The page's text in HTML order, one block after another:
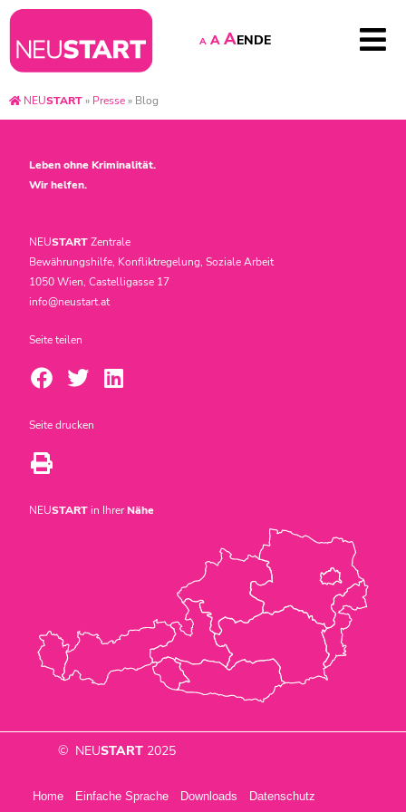
A A AENDE
NEUSTART» Presse» Blog
Leben ohne Kriminalität.
Wir helfen.
NEUSTARTZentrale
Bewährungshilfe, Konfliktregelung, Soziale Arbeit
1050 Wien, Castelligasse 17
info@neustart.at
Seite teilen
Seite drucken
NEUSTARTin IhrerNähe
Home Einfache Sprache Downloads Datenschutz
© NEUSTART 2025